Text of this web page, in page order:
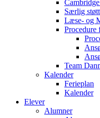
Særlig
Læse- og
Team
Kalender
Ferieplan
Kalender
Elever
Alumner